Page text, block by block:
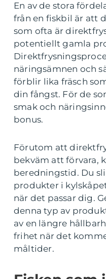
En av de stora
från en fiskbil är att
som ofta är
potentiellt gamla
näringsämnen och
förblir lika fräsch
din fångst. För de
smak och
bonus.
Förutom att
bekväm att förvara,
beredningstid. Du
produkter i
när det passar dig.
denna typ av
av en längre
frihet när det
måltider.